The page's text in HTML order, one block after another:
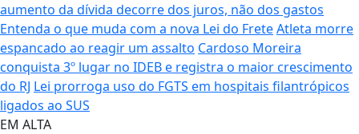
aumento da dívida decorre dos juros, não dos gastos
Entenda o que muda com a nova Lei do FreteAtleta morre
espancado ao reagir um assalto Cardoso Moreira
conquista 3º lugar no IDEB e registra o maior crescimento
do RJ Lei prorroga uso do FGTS em hospitais filantrópicos
ligados ao SUS
EM ALTA